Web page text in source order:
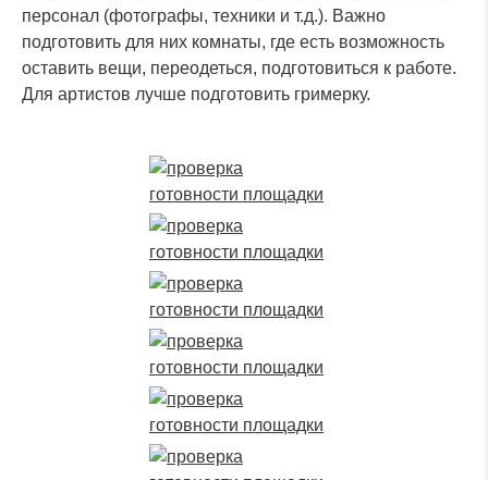
персонал (фотографы, техники и т.д.). Важно
подготовить для них комнаты, где есть возможность
оставить вещи, переодеться, подготовиться к работе.
Для артистов лучше подготовить гримерку.